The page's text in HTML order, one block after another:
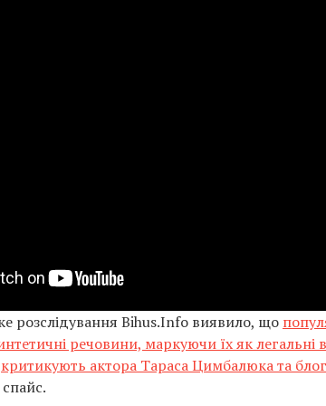
розслідування Bihus.Info виявило, що
речовини, маркуючи їх як легальні
критикують актора Тараса Цимбалюка та